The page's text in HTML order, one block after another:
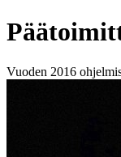
Vuoden 2016